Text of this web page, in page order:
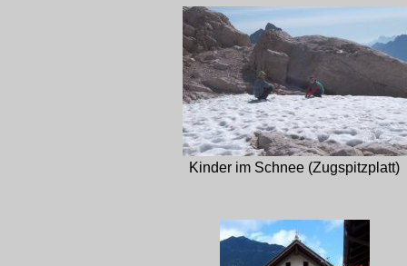
Kinder im Schnee (Zugspitzplatt)